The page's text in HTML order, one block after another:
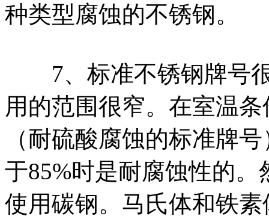
种类型腐蚀的不锈钢。
7、标准不锈钢牌号很
用的范围很窄。在室温
（耐硫酸腐蚀的标准牌
于85%时是耐腐蚀性的
使用碳钢。马氏体和铁